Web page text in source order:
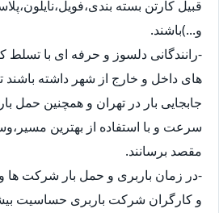
قبیل کارتن بسته
و...)باشند.
-رانندگانی دلسوز و حرفه ای با تسلط
های داخل و خارج از شهر داشته باشند تا
جابجایی بار در تهران و همچنین حمل
سرعت و با استفاده از بهترین
مقصد برسانند.
-در زمان باربری و حمل بار شرکت ها
و کارگران شرکت باربری حساسیت